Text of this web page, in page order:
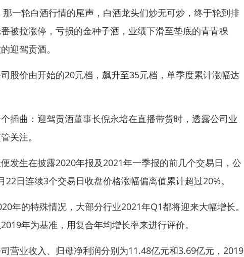
轮白酒行情的尾声，白酒龙头们炒无可炒，终于轮到排
被拉涨停，亏损的金种子酒，业绩下滑至垫底的青青稞
迎驾贡酒。
价由开始的20元档，飙升至35元档，单季度累计涨幅达
曲：迎驾贡酒董事长倪永培在直播带货时，透露公司业
关注。
生在披露2020年报及2021年一季报的前几个交易日，公
22日连续3个交易日收盘价格涨幅偏离值累计超过20%。
的特殊情况，大部分行业2021年Q1都将迎来大幅增长。
年为基准，用复合年均增长率来进行评价。
业收入、归母净利润分别为11.48亿元和3.69亿元，2019